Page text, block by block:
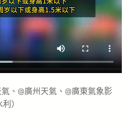
氣、@廣州天氣、@廣東氣象影
）